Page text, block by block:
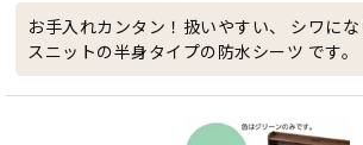
お手入れカンタン！扱いやすい、 シワに
スニットの半身タイプの防水シーツ です。